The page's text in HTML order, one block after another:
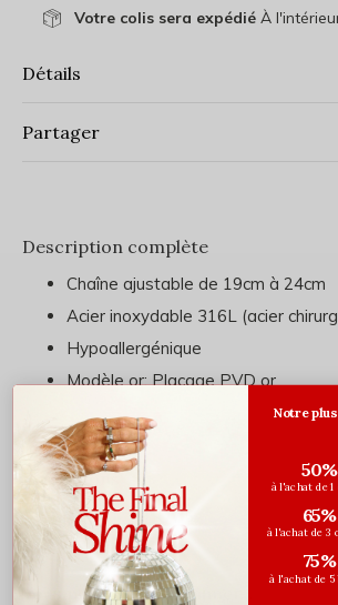
Votre colis sera expédiéÀ
Détails
Partager
Description complète
Chaîne ajustable de 19cm à 24cm
Acier inoxydable 316L (acier
Hypoallergénique
Modèle or: Placage PVD or
Évaluations
0/ 5
Vous pourriez aussi aimer...
Notre
à l'achat de 1
à l'achat de 3
à l'achat de 5